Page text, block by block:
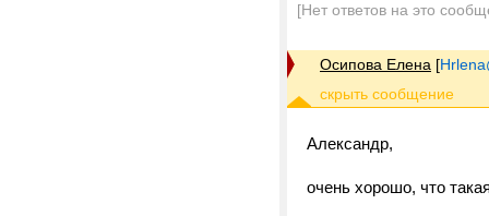
[Нет ответов на это
Осипова Елена [
Александр,
очень хорошо, что